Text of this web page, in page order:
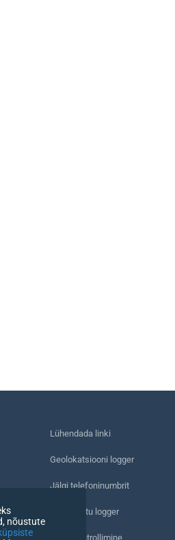
Lühendada linki
Geolokatsiooni logger
Jälgi telefoninumbrit
Nähtamatu logger
URL-i kontrollimine
nõustute